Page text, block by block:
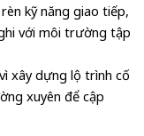
kỹ năng giao tiếp,
với môi trường tập
xây dựng lộ trình cố
xuyên để cập